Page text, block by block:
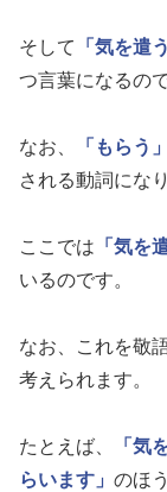
そして 「気を遣
つ言葉になるので
なお、 「もらう」
される動詞にな
ここでは 「気を
いるのです。
なお、これを敬
考えられます。
たとえば、 「気
らいます」 のほ